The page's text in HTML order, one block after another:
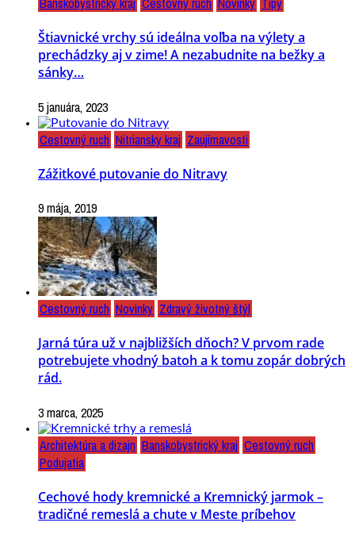
Štiavnické vrchy sú ideálna voľba na výlety a
prechádzky aj v zime! A nezabudnite na bežky a
sánky…
5 januára, 2023
Cestovný ruch Nitriansky kraj Zaujímavosti
Zážitkové putovanie do Nitravy
9 mája, 2019
Cestovný ruch Novinky Zdravý životný štýl
Jarná túra už v najbližších dňoch? V prvom rade
potrebujete vhodný batoh a k tomu zopár dobrých
rád.
3 marca, 2025
Architektúra a dizajn Banskobystrický kraj Cestovný ruch
Podujatia
Cechové hody kremnické a Kremnický jarmok –
tradičné remeslá a chute v Meste príbehov